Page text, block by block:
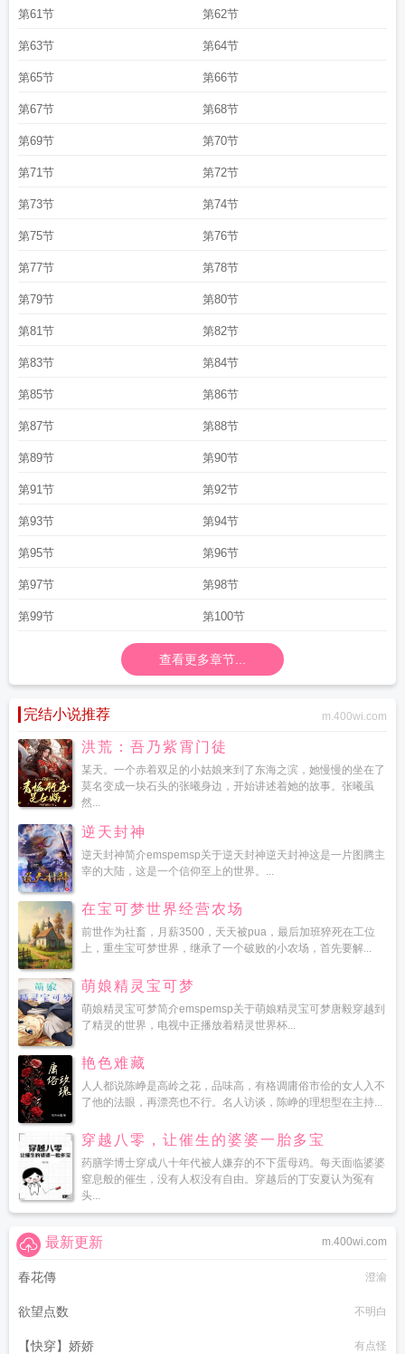
第61节 第62节
第63节 第64节
第65节 第66节
第67节 第68节
第69节 第70节
第71节 第72节
第73节 第74节
第75节 第76节
第77节 第78节
第79节 第80节
第81节 第82节
第83节 第84节
第85节 第86节
第87节 第88节
第89节 第90节
第91节 第92节
第93节 第94节
第95节 第96节
第97节 第98节
第99节 第100节
查看更多章节...
完结小说推荐 m.400wi.com
洪荒：吾乃紫霄门徒
某天。一个赤着双足的小姑娘来到了东海之滨，她慢慢的坐在了
莫名变成一块石头的张曦身边，开始讲述着她的故事。张曦虽
然...
逆天封神
逆天封神简介emspemsp关于逆天封神逆天封神这是一片图腾主
宰的大陆，这是一个信仰至上的世界。...
在宝可梦世界经营农场
前世作为社畜，月薪3500，天天被pua，最后加班猝死在工位
上，重生宝可梦世界，继承了一个破败的小农场，首先要解...
萌娘精灵宝可梦
萌娘精灵宝可梦简介emspemsp关于萌娘精灵宝可梦唐毅穿越到
了精灵的世界，电视中正播放着精灵世界杯...
艳色难藏
人人都说陈峥是高岭之花，品味高，有格调庸俗市侩的女人入不
了他的法眼，再漂亮也不行。名人访谈，陈峥的理想型在主持...
穿越八零，让催生的婆婆一胎多宝
药膳学博士穿成八十年代被人嫌弃的不下蛋母鸡。每天面临婆婆
窒息般的催生，没有人权没有自由。穿越后的丁安夏认为冤有
头...
m.400wi.com
最新更新
春花傳 澄渝
欲望点数 不明白
【快穿】娇娇 有点怪